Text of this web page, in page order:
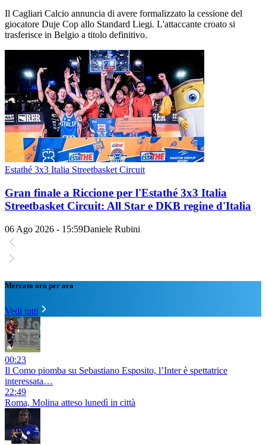
Il Cagliari Calcio annuncia di avere formalizzato la cessione del
giocatore Duje Cop allo Standard Liegi. L'attaccante croato si
trasferisce in Belgio a titolo definitivo.
Estathé 3x3 Italia Streetbasket Circuit
Gran finale a Riccione per l'Estathé 3x3 Italia
Streetbasket Circuit: All Star e DKB regine d'Italia
06 Ago 2026 - 15:59Daniele Rubini
Mercato ora per ora
Vedi tutti
00:23
Il Como piomba su Sebastiano Esposito, l’Inter è spettatrice
interessata…
22:49
Roma, Molina atteso lunedì in città